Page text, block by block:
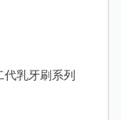
代乳牙刷系列